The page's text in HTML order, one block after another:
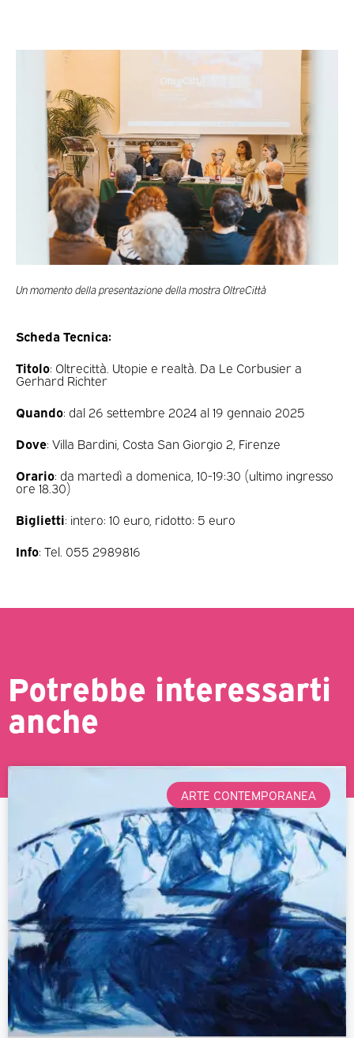
Un momento della presentazione della mostra OltreCittà
Scheda Tecnica:
Titolo: Oltrecittà. Utopie e realtà. Da Le Corbusier a
Gerhard Richter
Quando: dal 26 settembre 2024 al 19 gennaio 2025
Dove: Villa Bardini, Costa San Giorgio 2, Firenze
Orario: da martedì a domenica, 10-19:30 (ultimo ingresso
ore 18.30)
Biglietti: intero: 10 euro, ridotto: 5 euro
Info: Tel. 055 2989816
Potrebbe interessarti
anche
ARTE CONTEMPORANEA